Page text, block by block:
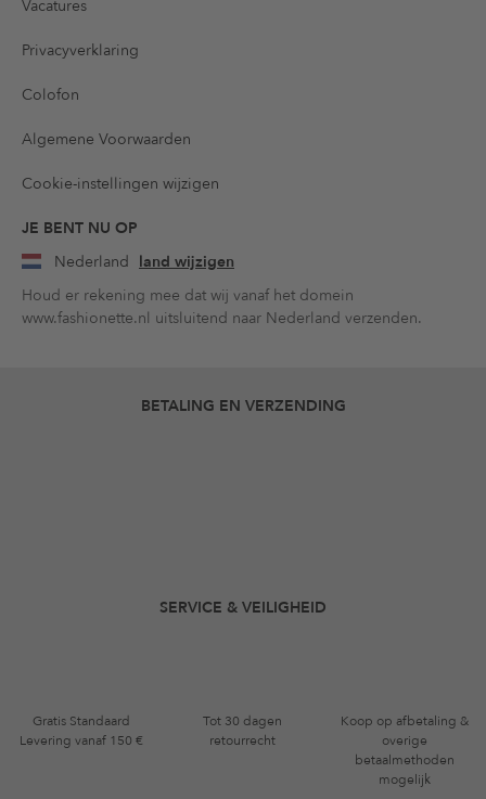
Vacatures
Privacyverklaring
Colofon
Algemene Voorwaarden
Cookie-instellingen wijzigen
JE BENT NU OP
Nederland land wijzigen
Houd er rekening mee dat wij vanaf het domein
www.fashionette.nl uitsluitend naar Nederland verzenden.
BETALING EN VERZENDING
SERVICE & VEILIGHEID
Gratis Standaard
Levering vanaf 150 €
Tot 30 dagen
retourrecht
Koop op afbetaling &
overige
betaalmethoden
mogelijk